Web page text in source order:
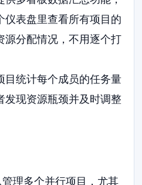
仪表盘里查看所有项目的
源分配情况，不用逐个打
目统计每个成员的任务量
发现资源瓶颈并及时调整
理多个并行项目，尤其